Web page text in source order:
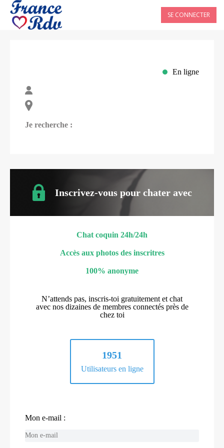
SE CONNECTER
En ligne
Je recherche :
Inscrivez-vous pour chater avec
Chat coquin 24h/24h
Accès aux photos des inscritres
100% anonyme
N’attends pas, inscris-toi gratuitement et chat
avec nos dizaines de membres connectés près de
chez toi
1951
Utilisateurs en ligne
Mon e-mail :